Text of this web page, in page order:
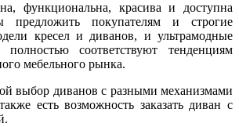
функциональна, красива и доступна
покупателям и строгие
кресел и диванов, и ультрамодные
соответствуют тенденциям
мебельного рынка.
выбор диванов с разными механизмами
есть возможность заказать диван с